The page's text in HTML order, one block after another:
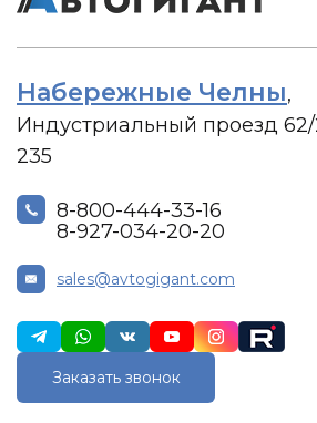
Набережные Челны,
Индустриальный проезд 62/
235
8-800-444-33-16
8-927-034-20-20
sales@avtogigant.com
Заказать звонок